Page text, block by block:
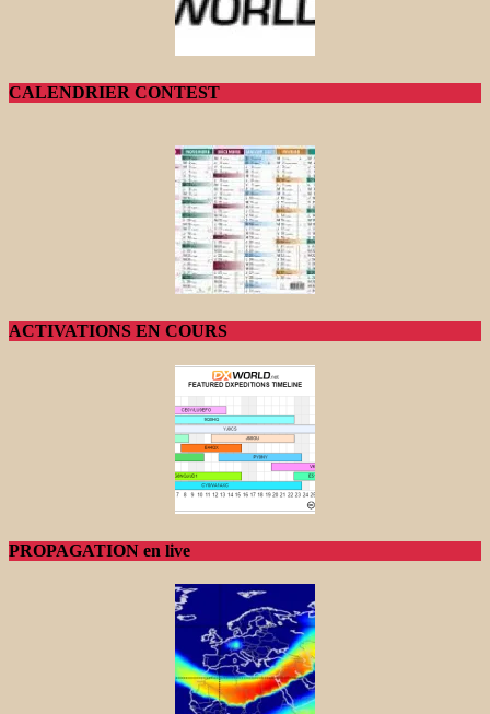
CALENDRIER CONTEST
ACTIVATIONS EN COURS
PROPAGATION en live